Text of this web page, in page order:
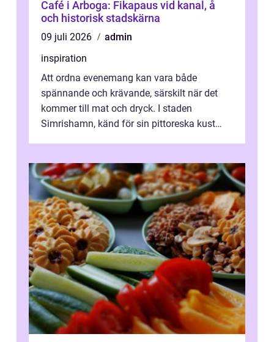
Café i Arboga: Fikapaus vid kanal, å
och historisk stadskärna
09 juli 2026
admin
inspiration
Att ordna evenemang kan vara både
spännande och krävande, särskilt när det
kommer till mat och dryck. I staden
Simrishamn, känd för sin pittoreska kust